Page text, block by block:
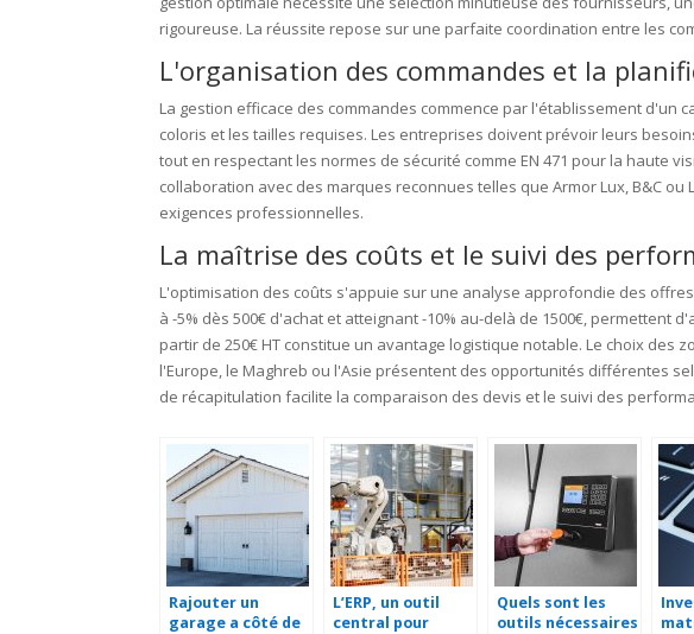
rigoureuse. La réussite repose sur une parfaite coordination entre les
L'organisation des commandes et la
La gestion efficace des commandes commence par l'établissement d'un
coloris et les tailles requises. Les entreprises doivent prévoir leurs
tout en respectant les normes de sécurité comme EN 471 pour la haute
collaboration avec des marques reconnues telles que Armor Lux, B&C
exigences professionnelles.
La maîtrise des coûts et le suivi des
L'optimisation des coûts s'appuie sur une analyse approfondie des
à -5% dès 500€ d'achat et atteignant -10% au-delà de 1500€, permettent
partir de 250€ HT constitue un avantage logistique notable. Le choix des
l'Europe, le Maghreb ou l'Asie présentent des opportunités différentes
de récapitulation facilite la comparaison des devis et le suivi des
Rajouter un
garage a côté de
L’ERP, un outil
central pour
Quels sont les
outils nécessaires